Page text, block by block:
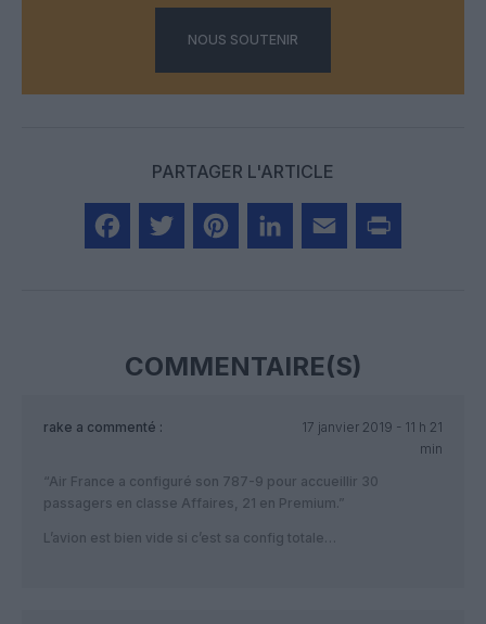
NOUS SOUTENIR
PARTAGER L'ARTICLE
COMMENTAIRE(S)
rake a commenté :
17 janvier 2019 - 11 h 21
min
“Air France a configuré son 787-9 pour accueillir 30
passagers en classe Affaires, 21 en Premium.”
L’avion est bien vide si c’est sa config totale…